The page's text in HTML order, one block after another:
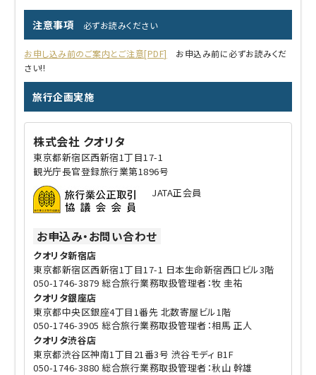
注意事項 必ずお読みください
お申し込み前のご案内とご注意[PDF]
お申込み前に必ずお読みくだ
さい!!
旅行企画実施
株式会社 クオリタ
東京都新宿区西新宿1丁目17-1
観光庁長官登録旅行業第1896号
JATA正会員
お申込み・お問い合わせ
クオリタ新宿店
東京都新宿区西新宿1丁目17-1 日本生命新宿西口ビル3階
050-1746-3879 総合旅行業務取扱管理者：牧 圭祐
クオリタ銀座店
東京都中央区銀座4丁目1番先 北数寄屋ビル1階
050-1746-3905 総合旅行業務取扱管理者：相馬 正人
クオリタ渋谷店
東京都渋谷区神南1丁目21番3号 渋谷モディ B1F
050-1746-3880 総合旅行業務取扱管理者：秋山 幹雄